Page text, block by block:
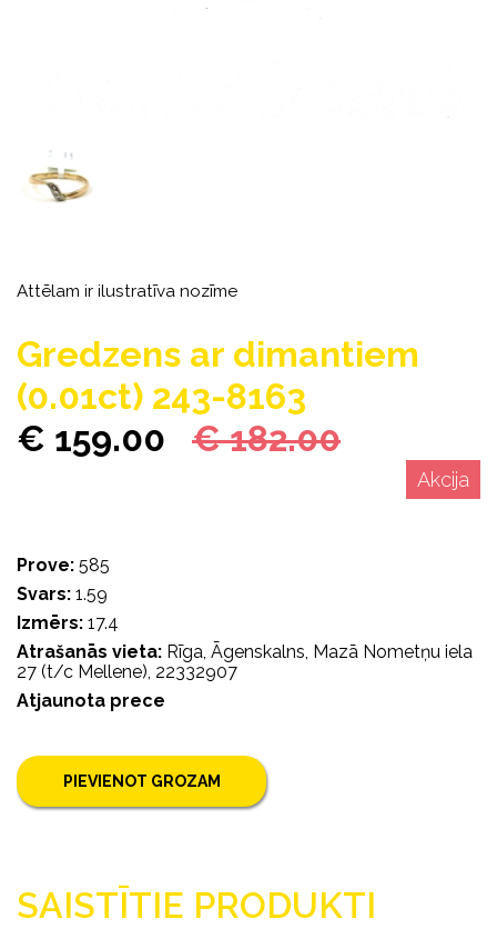
Attēlam ir ilustratīva nozīme
Gredzens ar dimantiem
(0.01ct) 243-8163
€ 159.00 € 182.00
Akcija
Prove: 585
Svars: 1.59
Izmērs: 17.4
Atrašanās vieta: Rīga, Āgenskalns, Mazā Nometņu iela
27 (t/c Mellene), 22332907
Atjaunota prece
PIEVIENOT GROZAM
SAISTĪTIE PRODUKTI